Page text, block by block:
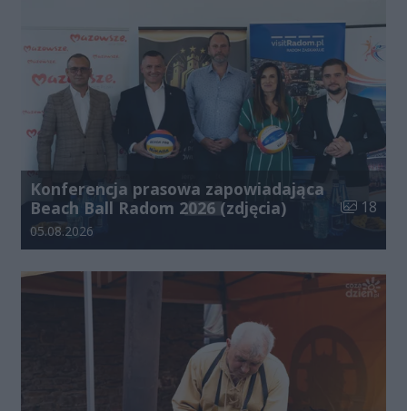
Konferencja prasowa zapowiadająca
Beach Ball Radom 2026 (zdjęcia)
Liczba
18
Data dodania galerii:
05.08.2026